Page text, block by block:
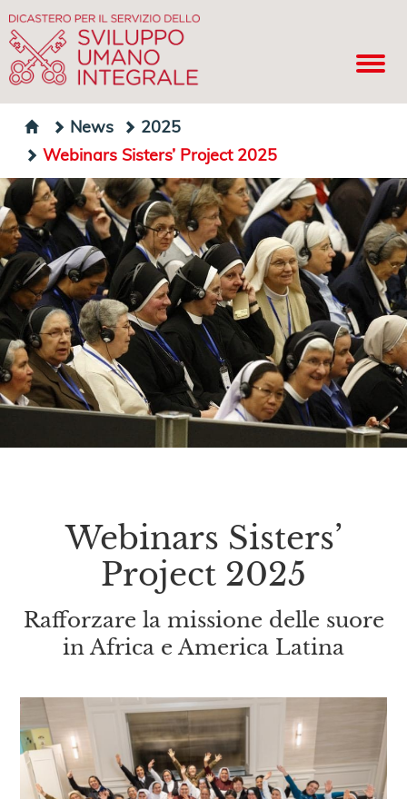
News
2025
Webinars Sisters’ Project 2025
Webinars Sisters’
Project 2025
Rafforzare la missione delle suore
in Africa e America Latina